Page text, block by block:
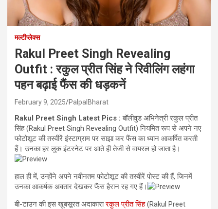
मल्टीप्लेक्स
Rakul Preet Singh Revealing
Outfit : रकुल प्रीत सिंह ने रिवीलिंग लहंगा
पहन बढ़ाई फैंस की धड़कनें
February 9, 2025 PalpalBharat
Rakul Preet Singh Latest Pics : बॉलीवुड अभिनेत्री रकुल प्रीत
सिंह (Rakul Preet Singh Revealing Outfit) नियमित रूप से अपने नए
फोटोशूट की तस्वीरें इंस्टाग्राम पर साझा कर फैंस का ध्यान आकर्षित करती
हैं। उनका हर लुक इंटरनेट पर आते ही तेजी से वायरल हो जाता है।
हाल ही में, उन्होंने अपने नवीनतम फोटोशूट की तस्वीरें पोस्ट की हैं, जिनमें
उनका आकर्षक अवतार देखकर फैंस हैरान रह गए हैं।
बी-टाउन की इस खूबसूरत अदाकारारकुल प्रीत सिंह(Rakul Preet